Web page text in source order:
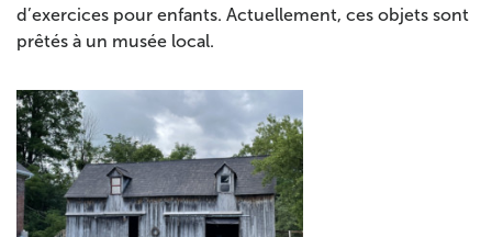
d’exercices pour enfants. Actuellement, ces objets sont
prêtés à un musée local.